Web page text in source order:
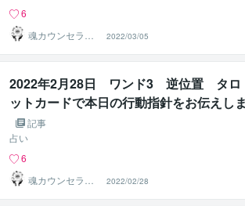
6
魂カウンセラー
✨ あきほ（aki
ho）
2022/03/05
2022年2月28日 ワンド3 逆位置 タロ
ットカードで本日の行動指針をお伝えしま
す。記事
占い
6
魂カウンセラー
✨ あきほ（aki
ho）
2022/02/28